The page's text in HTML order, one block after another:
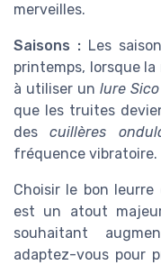
merveilles.
Saisons : Les
printemps, lorsque
à utiliser un lure Sico
que les truites
descuillères
fréquence vibratoire.
Choisir le bon
est un atout
souhaitant
adaptez-vous pour